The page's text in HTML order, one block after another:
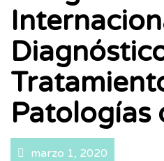
Patologías
marzo 1, 2020